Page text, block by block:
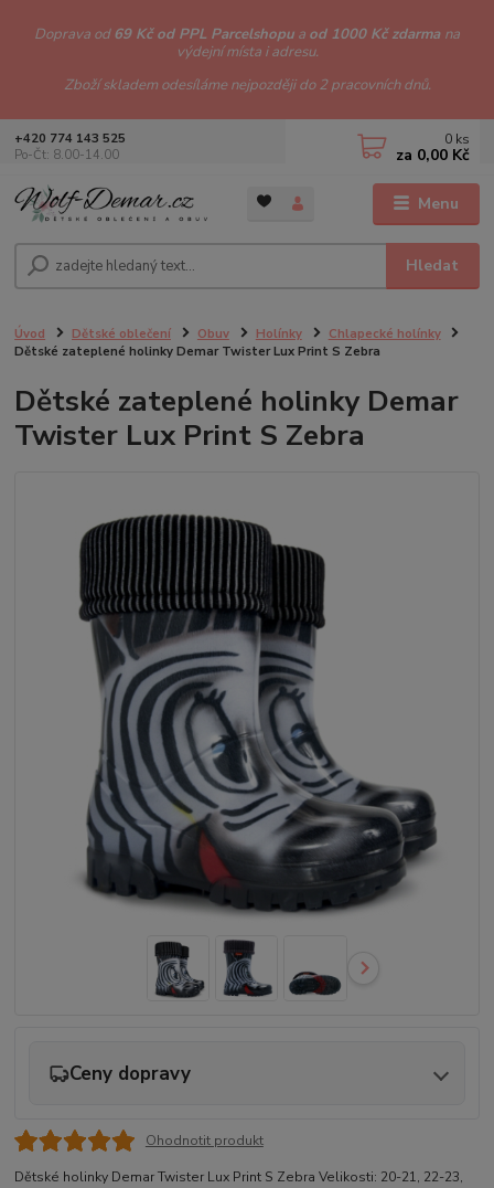
Doprava od69 Kč od PPL Parcelshopu a od 1000 Kč zdarma na
výdejní místa i adresu.
Zboží skladem odesíláme nejpozději do 2 pracovních dnů.
Menu
Hledat
+420 774 143 525
Po-Čt: 8.00-14.00
0 ks
za 0,00 Kč
Úvod Dětské oblečení Obuv Holínky
Chlapecké holínky
Dětské zateplené holinky Demar Twister Lux Print S Zebra
Dětské zateplené holinky Demar
Twister Lux Print S Zebra
Ceny dopravy
Ohodnotit produkt
Dětské holinky Demar Twister Lux Print S Zebra Velikosti: 20-21, 22-23,